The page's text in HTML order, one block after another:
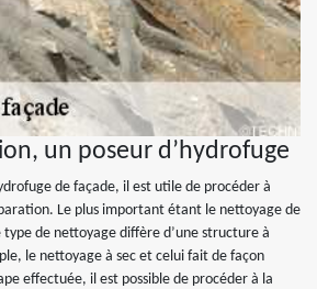
un poseur d’hydrofuge
de façade, il est utile de procéder à
Le plus important étant le nettoyage de
type de nettoyage diffère d’une structure à
le nettoyage à sec et celui fait de façon
effectuée, il est possible de procéder à la